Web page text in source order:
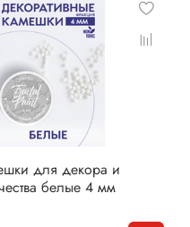
для декора и
белые 4 мм